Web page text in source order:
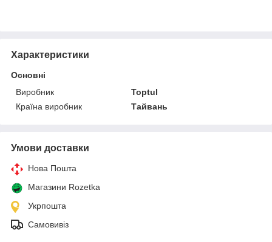
Характеристики
Основні
Виробник
Toptul
Країна виробник
Тайвань
Умови доставки
Нова Пошта
Магазини Rozetka
Укрпошта
Самовивіз